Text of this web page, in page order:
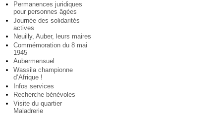
Permanences juridiques
pour personnes âgées
Journée des solidarités
actives
Neuilly, Auber, leurs maires
Commémoration du 8 mai
1945
Aubermensuel
Wassila championne
d’Afrique !
Infos services
Recherche bénévoles
Visite du quartier
Maladrerie